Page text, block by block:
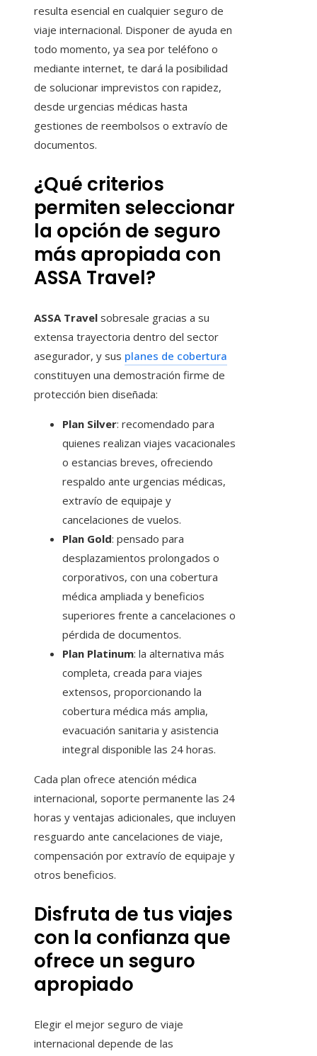
resulta esencial en cualquier seguro de
viaje internacional. Disponer de ayuda en
todo momento, ya sea por teléfono o
mediante internet, te dará la posibilidad
de solucionar imprevistos con rapidez,
desde urgencias médicas hasta
gestiones de reembolsos o extravío de
documentos.
¿Qué criterios
permiten seleccionar
la opción de seguro
más apropiada con
ASSA Travel?
ASSA Travel sobresale gracias a su
extensa trayectoria dentro del sector
asegurador, y sus planes de cobertura
constituyen una demostración firme de
protección bien diseñada:
Plan Silver: recomendado para
quienes realizan viajes vacacionales
o estancias breves, ofreciendo
respaldo ante urgencias médicas,
extravío de equipaje y
cancelaciones de vuelos.
Plan Gold: pensado para
desplazamientos prolongados o
corporativos, con una cobertura
médica ampliada y beneficios
superiores frente a cancelaciones o
pérdida de documentos.
Plan Platinum: la alternativa más
completa, creada para viajes
extensos, proporcionando la
cobertura médica más amplia,
evacuación sanitaria y asistencia
integral disponible las 24 horas.
Cada plan ofrece atención médica
internacional, soporte permanente las 24
horas y ventajas adicionales, que incluyen
resguardo ante cancelaciones de viaje,
compensación por extravío de equipaje y
otros beneficios.
Disfruta de tus viajes
con la confianza que
ofrece un seguro
apropiado
Elegir el mejor seguro de viaje
internacional depende de las